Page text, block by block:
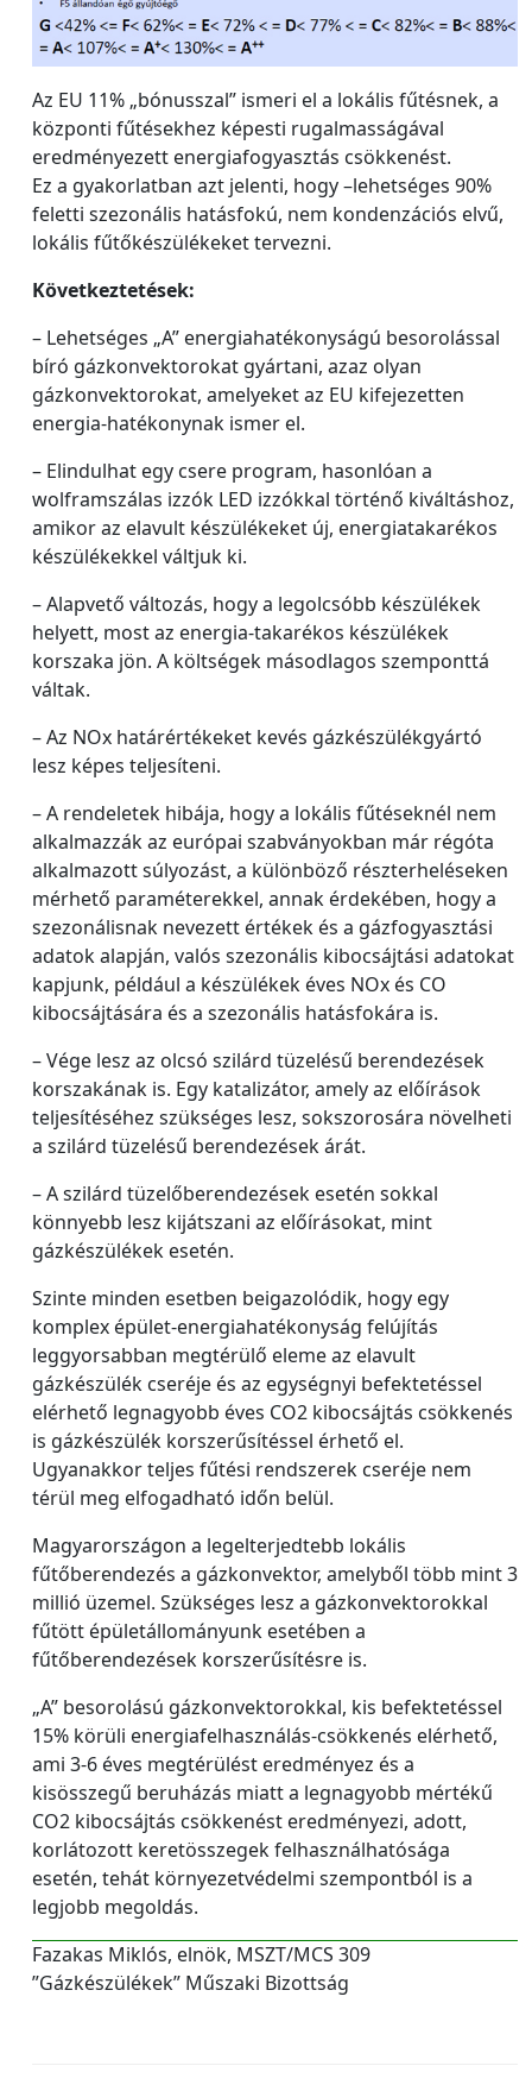
Az EU 11% „bónusszal” ismeri el a lokális fűtésnek, a
központi fűtésekhez képesti rugalmasságával
eredményezett energiafogyasztás csökkenést.
Ez a gyakorlatban azt jelenti, hogy –lehetséges 90%
feletti szezonális hatásfokú, nem kondenzációs elvű,
lokális fűtőkészülékeket tervezni.
Következtetések:
– Lehetséges „A” energiahatékonyságú besorolással
bíró gázkonvektorokat gyártani, azaz olyan
gázkonvektorokat, amelyeket az EU kifejezetten
energia-hatékonynak ismer el.
– Elindulhat egy csere program, hasonlóan a
wolframszálas izzók LED izzókkal történő kiváltáshoz,
amikor az elavult készülékeket új, energiatakarékos
készülékekkel váltjuk ki.
– Alapvető változás, hogy a legolcsóbb készülékek
helyett, most az energia-takarékos készülékek
korszaka jön. A költségek másodlagos szemponttá
váltak.
– Az NOx határértékeket kevés gázkészülékgyártó
lesz képes teljesíteni.
– A rendeletek hibája, hogy a lokális fűtéseknél nem
alkalmazzák az európai szabványokban már régóta
alkalmazott súlyozást, a különböző részterheléseken
mérhető paraméterekkel, annak érdekében, hogy a
szezonálisnak nevezett értékek és a gázfogyasztási
adatok alapján, valós szezonális kibocsájtási adatokat
kapjunk, például a készülékek éves NOx és CO
kibocsájtására és a szezonális hatásfokára is.
– Vége lesz az olcsó szilárd tüzelésű berendezések
korszakának is. Egy katalizátor, amely az előírások
teljesítéséhez szükséges lesz, sokszorosára növelheti
a szilárd tüzelésű berendezések árát.
– A szilárd tüzelőberendezések esetén sokkal
könnyebb lesz kijátszani az előírásokat, mint
gázkészülékek esetén.
Szinte minden esetben beigazolódik, hogy egy
komplex épület-energiahatékonyság felújítás
leggyorsabban megtérülő eleme az elavult
gázkészülék cseréje és az egységnyi befektetéssel
elérhető legnagyobb éves CO2 kibocsájtás csökkenés
is gázkészülék korszerűsítéssel érhető el.
Ugyanakkor teljes fűtési rendszerek cseréje nem
térül meg elfogadható időn belül.
Magyarországon a legelterjedtebb lokális
fűtőberendezés a gázkonvektor, amelyből több mint 3
millió üzemel. Szükséges lesz a gázkonvektorokkal
fűtött épületállományunk esetében a
fűtőberendezések korszerűsítésre is.
„A” besorolású gázkonvektorokkal, kis befektetéssel
15% körüli energiafelhasználás-csökkenés elérhető,
ami 3-6 éves megtérülést eredményez és a
kisösszegű beruházás miatt a legnagyobb mértékű
CO2 kibocsájtás csökkenést eredményezi, adott,
korlátozott keretösszegek felhasználhatósága
esetén, tehát környezetvédelmi szempontból is a
legjobb megoldás.
Fazakas Miklós, elnök, MSZT/MCS 309
”Gázkészülékek” Műszaki Bizottság